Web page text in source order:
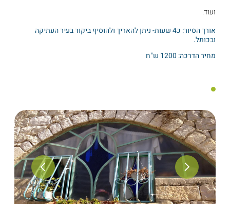
ועוד.
אורך הסיור: כ4 שעות- ניתן להאריך ולהוסיף ביקור בעיר העתיקה
ובכותל.
מחיר הדרכה: 1200 ש"ח